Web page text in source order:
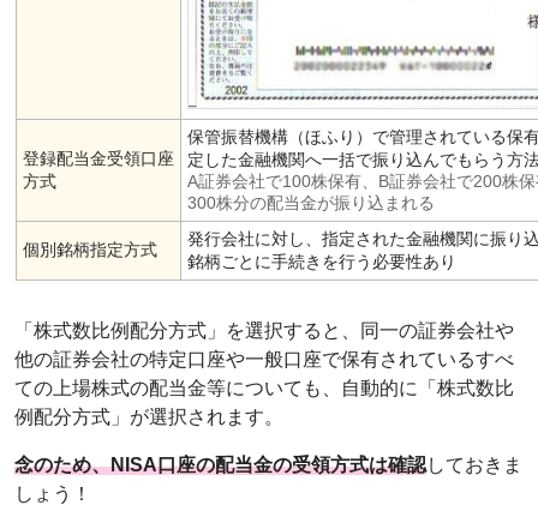
登録配当金受領口座
方式
保管振替機構（ほふり）で管理されている保
定した金融機関へ一括で振り込んでもらう方
A証券会社で100株保有、B証券会社で200株
300株分の配当金が振り込まれる
個別銘柄指定方式
発行会社に対し、指定された金融機関に振り
銘柄ごとに手続きを行う必要性あり
「株式数比例配分方式」を選択すると、同一の証券会社や
他の証券会社の特定口座や一般口座で保有されているすべ
ての上場株式の配当金等についても、自動的に「株式数比
例配分方式」が選択されます。
念のため、NISA口座の配当金の受領方式は確認しておきま
しょう！